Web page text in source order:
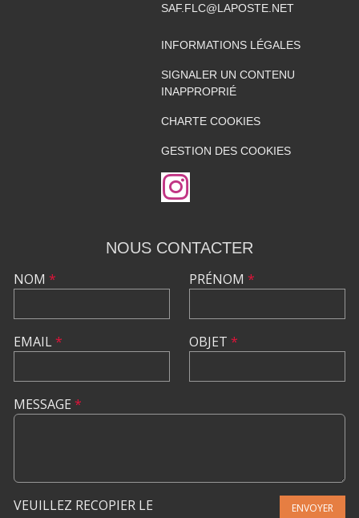
SAF.FLC@LAPOSTE.NET
INFORMATIONS LÉGALES
SIGNALER UN CONTENU
INAPPROPRIÉ
CHARTE COOKIES
GESTION DES COOKIES
NOUS CONTACTER
NOM *
EMAIL*
PRÉNOM *
OBJET *
MESSAGE *
VEUILLEZ RECOPIER LE
ENVOYER